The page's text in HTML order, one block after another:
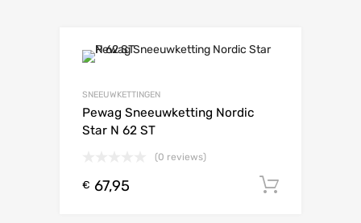
SNEEUWKETTINGEN
Pewag Sneeuwketting Nordic
Star N 62 ST
(0 reviews)
€ 67,95